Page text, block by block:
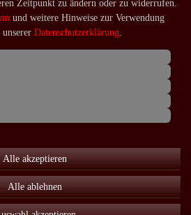
Häufige Fragen
Über uns
Zeitpunkt zu ändern oder zu widerrufen.
und weitere Hinweise zur Verwendung
unserer Daten­schutz­erklärung.
Alle akzeptieren
Alle ablehnen